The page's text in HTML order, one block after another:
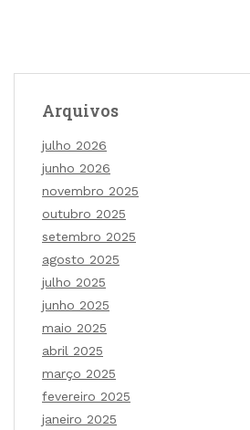
Arquivos
julho 2026
junho 2026
novembro 2025
outubro 2025
setembro 2025
agosto 2025
julho 2025
junho 2025
maio 2025
abril 2025
março 2025
fevereiro 2025
janeiro 2025